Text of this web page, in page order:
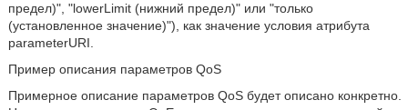
предел)", "lowerLimit (нижний предел)" или "только
(установленное значение)"), как значение условия атрибута
parameterURI.
Пример описания параметров QoS
Примерное описание параметров QoS будет описано конкретно.